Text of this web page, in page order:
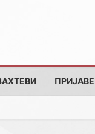
ПРИЈАВЕ